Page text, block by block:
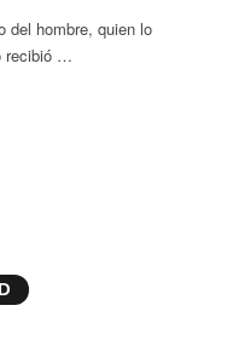
del hombre, quien lo
recibió …